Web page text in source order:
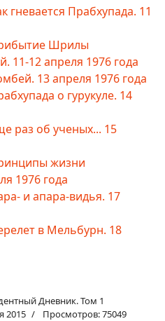
гневается Прабхупада. 11
Шрилы
11-12 апреля 1976 года
13 апреля 1976 года
о гурукуле. 14
раз об ученых... 15
жизни
1976 года
и апара-видья. 17
в Мельбурн. 18
Дневник. Том 1
2015 Просмотров: 75049